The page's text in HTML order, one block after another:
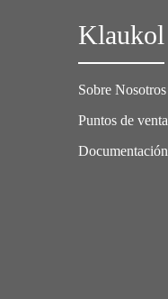
Klaukol
Sobre Nosotros
Puntos de venta
Documentación